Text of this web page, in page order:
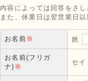
内容によっては回答をさ
また、休業日は翌営業日
お名前 ※ 姓
お名前(フリガ
ナ) ※
セイ